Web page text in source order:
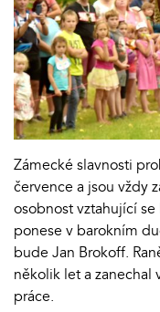
Zámecké slavnosti
července a jsou vždy
osobnost vztahující
ponese v barokním
bude Jan Brokoff.
několik let a zanechal
práce.